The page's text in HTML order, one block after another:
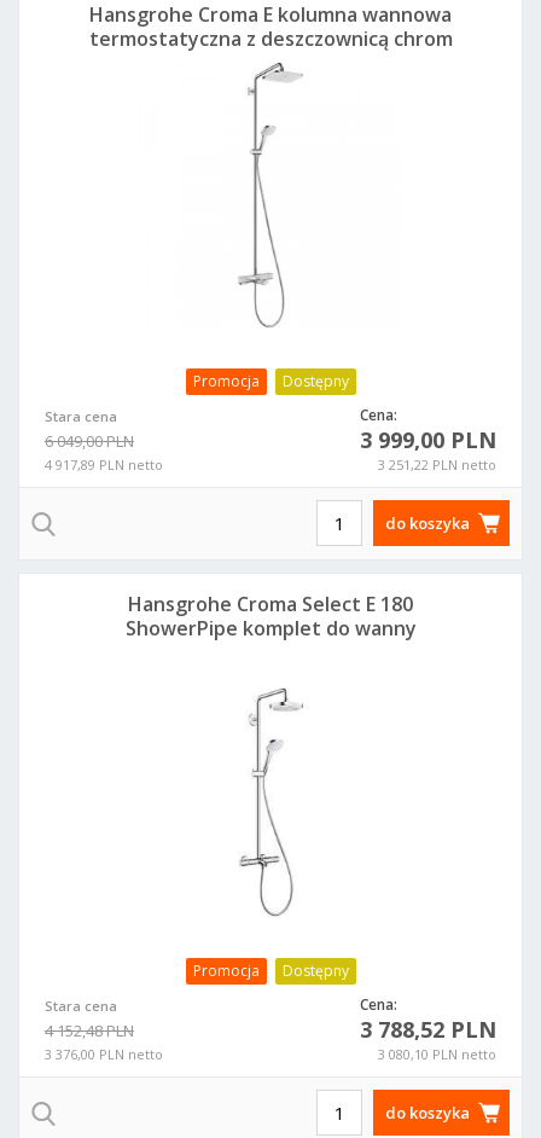
Promocja Dostępny
Stara cena
6 049,00 PLN
4 917,89 PLN netto
Cena:
3 999,00 PLN
3 251,22 PLN netto
Hansgrohe Croma E kolumna wannowa
termostatyczna z deszczownicą chrom
27687000
do koszyka
Promocja Dostępny
Stara cena
4 152,48 PLN
3 376,00 PLN netto
Cena:
3 788,52 PLN
3 080,10 PLN netto
Hansgrohe Croma Select E 180
ShowerPipe komplet do wanny
do koszyka